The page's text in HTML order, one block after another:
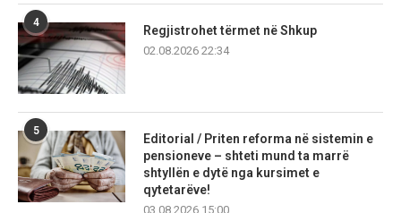
4
Regjistrohet tërmet në Shkup
02.08.2026 22:34
5
Editorial / Priten reforma në sistemin e
pensioneve – shteti mund ta marrë
shtyllën e dytë nga kursimet e
qytetarëve!
03.08.2026 15:00